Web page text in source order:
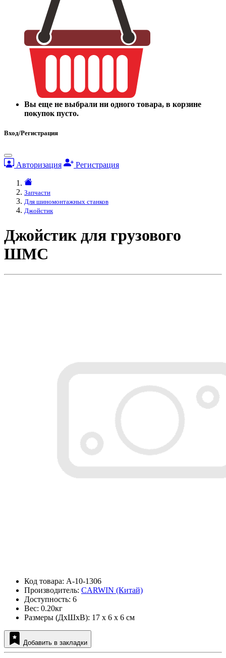
Вы еще не выбрали ни одного товара, в корзине
покупок пусто.
Вход/Регистрация
Авторизация Регистрация
Запчасти
Для шиномонтажных станков
Джойстик
Джойстик для грузового
ШМС
Код товара: A-10-1306
Производитель: CARWIN (Китай)
Доступность: 6
Вес: 0.20кг
Размеры (ДxШxВ): 17 x 6 x 6 см
Добавить в закладки